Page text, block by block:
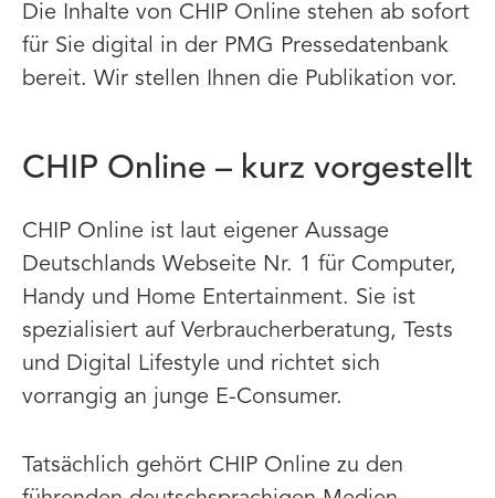
Die Inhalte von CHIP Online stehen ab sofort
für Sie digital in der PMG Pressedatenbank
bereit. Wir stellen Ihnen die Publikation vor.
CHIP Online – kurz vorgestellt
CHIP Online ist laut eigener Aussage
Deutschlands Webseite Nr. 1 für Computer,
Handy und Home Entertainment. Sie ist
spezialisiert auf Verbraucherberatung, Tests
und Digital Lifestyle und richtet sich
vorrangig an junge E-Consumer.
Tatsächlich gehört CHIP Online zu den